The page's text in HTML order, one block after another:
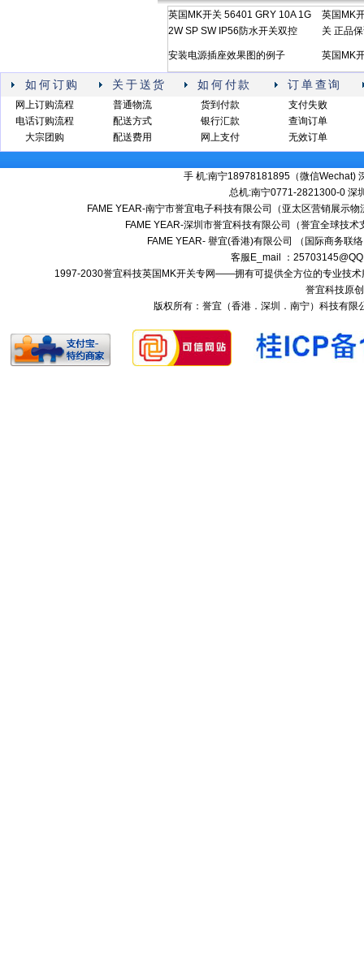
英国MK开关 56401 GRY 10A 1G
2W SP SW IP56防水开关双控
英国MK
关 正品
安装电源插座效果图的例子 英国MK
如何订购 关于送货 如何付款 订单查询
网上订购流程
电话订购流程
大宗团购
普通物流
配送方式
配送费用
货到付款
银行汇款
网上支付
支付失败
查询订单
无效订单
手 机:南宁18978181895（微信
总机:南宁0771-2821300-0 深
FAME YEAR-南宁市誉宜电子科技有限公司（亚太区营销展示
FAME YEAR-深圳市誉宜科技有限公司（誉宜全球技
FAME YEAR- 譽宜(香港)有限公司 （国际商务联
客服E_mail ：
1997-2030誉宜科技英国MK开关专网——拥有可提供全方位的专业技
誉宜科技原
版权所有：誉宜（香港．深圳．南宁）科技有